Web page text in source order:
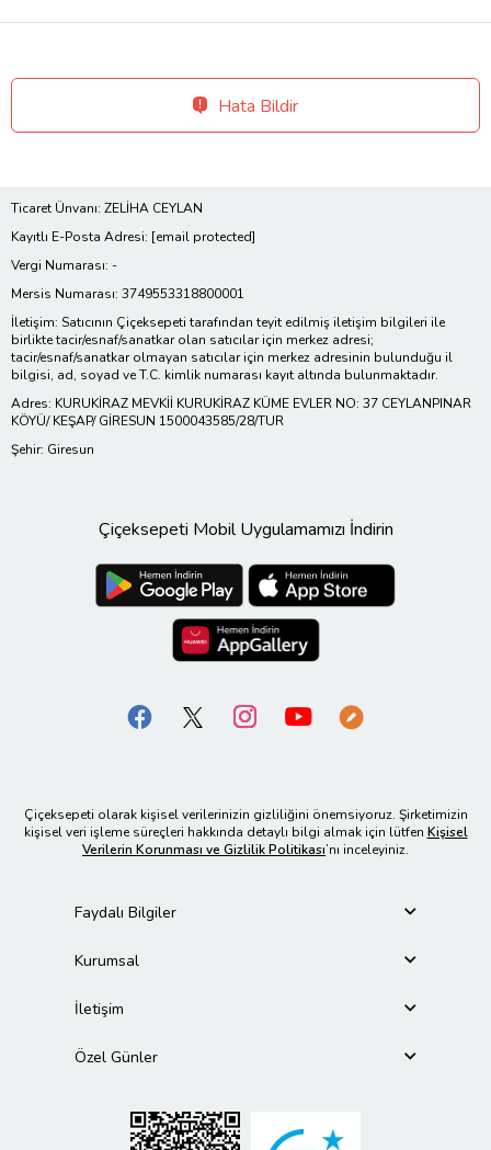
Hata Bildir
Ticaret Ünvanı: ZELİHA CEYLAN
Kayıtlı E-Posta Adresi: [email protected]
Vergi Numarası: -
Mersis Numarası: 3749553318800001
İletişim: Satıcının Çiçeksepeti tarafından teyit edilmiş iletişim bilgileri ile
birlikte tacir/esnaf/sanatkar olan satıcılar için merkez adresi;
tacir/esnaf/sanatkar olmayan satıcılar için merkez adresinin bulunduğu il
bilgisi, ad, soyad ve T.C. kimlik numarası kayıt altında bulunmaktadır.
Adres: KURUKİRAZ MEVKİİ KURUKİRAZ KÜME EVLER NO: 37 CEYLANPINAR
KÖYÜ/ KEŞAP/ GİRESUN 1500043585/28/TUR
Şehir: Giresun
Çiçeksepeti Mobil Uygulamamızı İndirin
Çiçeksepeti olarak kişisel verilerinizin gizliliğini önemsiyoruz. Şirketimizin
kişisel veri işleme süreçleri hakkında detaylı bilgi almak için lütfen Kişisel
Verilerin Korunması ve Gizlilik Politikası’nı inceleyiniz.
Faydalı Bilgiler
Kurumsal
İletişim
Özel Günler